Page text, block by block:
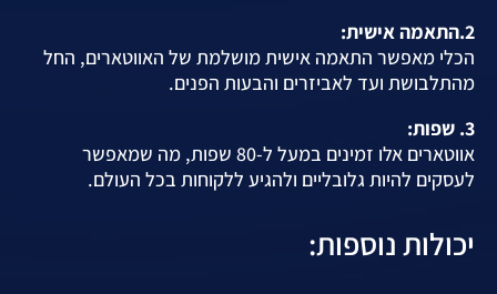
2.התאמה אישית:
הכלי מאפשר התאמה אישית מושלמת של האווטארים, החל
מהתלבושת ועד לאביזרים והבעות הפנים.
3. שפות:
אווטארים אלו זמינים במעל ל-80 שפות, מה שמאפשר
לעסקים להיות גלובליים ולהגיע ללקוחות בכל העולם.
יכולות נוספות: